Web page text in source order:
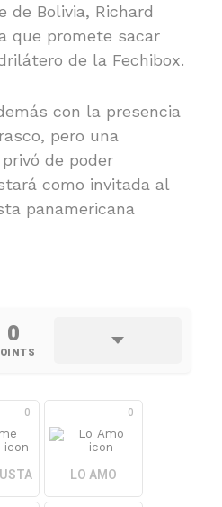
de Bolivia, Richard
que promete sacar
de la Fechibox.
con la presencia
pero una
de poder
como invitada al
panamericana
0
0 0
LO AMO